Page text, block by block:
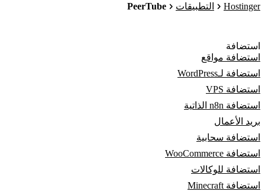
Hostinger التطبيقات PeerTube
استضافة
استضافة مواقع
استضافة لـWordPress
استضافة VPS
استضافة n8n الذاتية
بريد الأعمال
استضافة سحابية
استضافة WooCommerce
استضافة للوكالات
استضافة Minecraft